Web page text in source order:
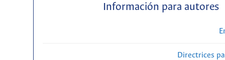
Información para autores
Directrices